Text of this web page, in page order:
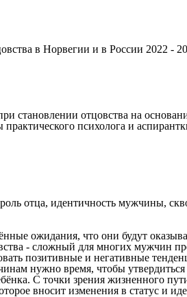
в Норвегии и в России 2022 -
становлении отцовства на
психолога и
отца, идентичность мужчины,
ожидания, что они будут
- сложный для многих мужчин
позитивные и негативные
нужно время, чтобы утвердиться
С точки зрения жизненного
вносит изменения в статус и